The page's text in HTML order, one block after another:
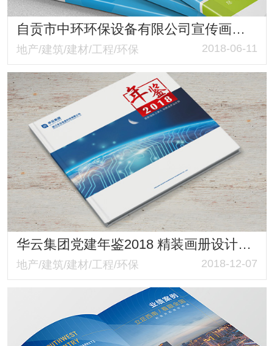
自贡市中环环保设备有限公司宣传画册设计制作 环保公司宣传画册定制专家
地产/建筑/建材/工程/环保 2018-06-11
华云集团党建年鉴2018 精装画册设计制作 年鉴案例设计制作案例分享
地产/建筑/建材/工程/环保 2018-12-07